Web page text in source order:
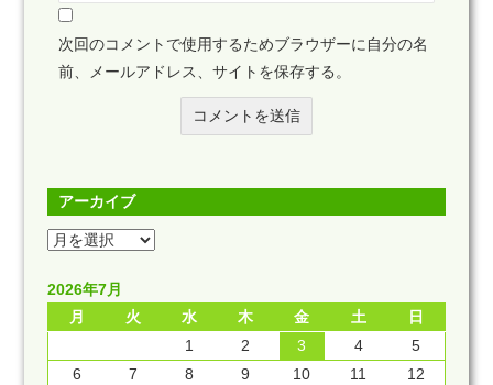
次回のコメントで使用するためブラウザーに自分の名
前、メールアドレス、サイトを保存する。
アーカイブ
2026年7月
月
火 水 木 金 土 日
1 2 3 4
5
6
7 8 9 10 11
12